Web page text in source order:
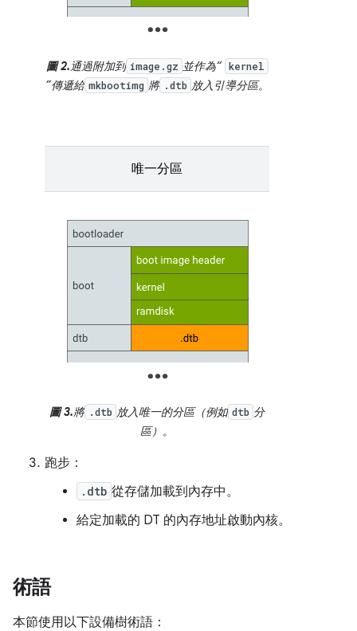
圖 2.通過附加到 image.gz 並作為“ kernel
”傳遞給 mkbootimg 將 .dtb 放入引導分區。
唯一分區
圖 3.將 .dtb 放入唯一的分區（例如 dtb 分
區）。
跑步：
.dtb 從存儲加載到內存中。
給定加載的 DT 的內存地址啟動內核。
術語
本節使用以下設備樹術語：